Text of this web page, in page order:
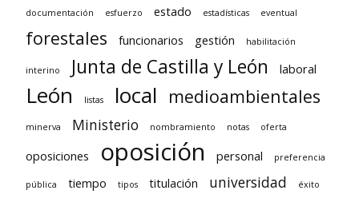
documentación esfuerzo estado estadísticas eventual
forestales funcionarios gestión habilitación
interino Junta de Castilla y León laboral
León listas local medioambientales
minerva Ministerio nombramiento notas oferta
oposiciones oposición personal preferencia
pública tiempo tipos titulación universidad éxito